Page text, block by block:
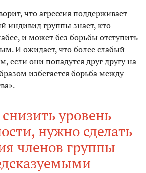
что агрессия поддерживает
индивид группы знает, кто
и может без борьбы отступить
И ожидает, что более слабый
если они попадутся друг другу на
избегается борьба между
уровень
нужно сделать
членов группы